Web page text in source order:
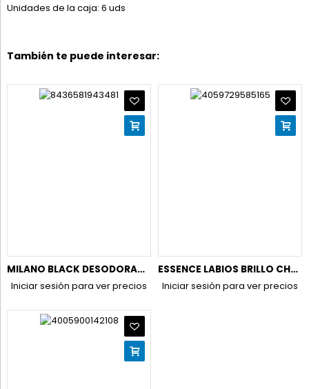
Unidades de la caja: 6 uds
También te puede interesar:
MILANO BLACK DESODORANTE 150ML
Iniciar sesión para ver precios
ESSENCE LABIOS BRILLO CHOCO BOMB 01 C-18
Iniciar sesión para ver precios